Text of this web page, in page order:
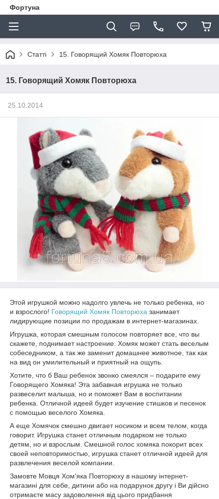
Фортуна
Статті 15. Говорящий Хомяк Повторюха
15. Говорящий Хомяк Повторюха
25.10.2014
Этой игрушкой можно надолго увлечь не только ребенка, но
и взрослого! Говорящий Хомяк Повторюха занимает
лидирующие позиции по продажам в интернет-магазинах.
Игрушка, которая смешным голосом повторяет все, что вы
скажете, поднимает настроение. Хомяк может стать веселым
собеседником, а так же заменит домашнее животное, так как
на вид он умилительный и приятный на ощупь.
Хотите, что б Ваш ребенок звонко смеялся – подарите ему
Говорящего Хомяка! Эта забавная игрушка не только
развеселит малыша, но и поможет Вам в воспитании
ребенка. Отличной идеей будет изучение стишков и песенок
с помощью веселого Хомяка.
А еще Хомячок смешно двигает носиком и всем телом, когда
говорит. Игрушка станет отличным подарком не только
детям, но и взрослым. Смешной голос хомяка покорит всех
своей неповторимостью, игрушка станет отличной идеей для
развлечения веселой компании.
Замовте Мовця Хом'яка Повторюху в нашому інтернет-
магазині для себе, дитини або на подарунок другу і Ви дійсно
отримаєте масу задоволення від цього придбання